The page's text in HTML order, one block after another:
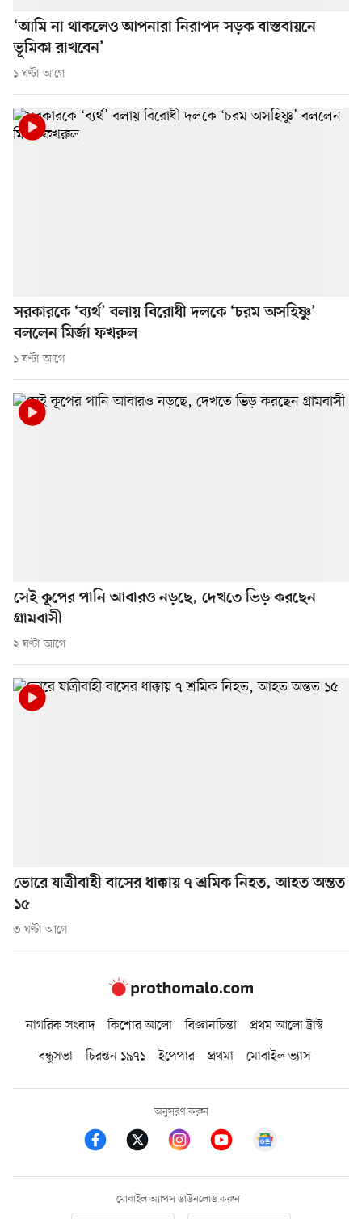
‘আমি না থাকলেও আপনারা নিরাপদ সড়ক বাস্তবায়নে
ভূমিকা রাখবেন’
১ ঘণ্টা আগে
সরকারকে ‘ব্যর্থ’ বলায় বিরোধী দলকে ‘চরম অসহিষ্ণু’
বললেন মির্জা ফখরুল
১ ঘণ্টা আগে
সেই কূপের পানি আবারও নড়ছে, দেখতে ভিড় করছেন
গ্রামবাসী
২ ঘণ্টা আগে
ভোরে যাত্রীবাহী বাসের ধাক্কায় ৭ শ্রমিক নিহত, আহত অন্তত
১৫
৩ ঘণ্টা আগে
নাগরিক সংবাদ কিশোর আলো বিজ্ঞানচিন্তা
প্রথম আলো ট্রাস্ট
বন্ধুসভা
চিরন্তন ১৯৭১ ইপেপার প্রথমা মোবাইল ভ্যাস
অনুসরণ করুন
মোবাইল অ্যাপস ডাউনলোড করুন